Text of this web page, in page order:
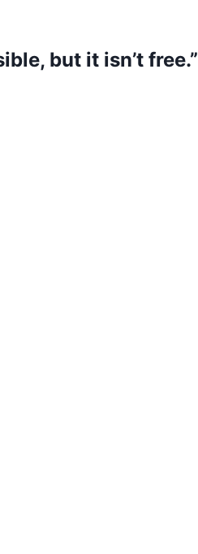
but it isn’t free.”